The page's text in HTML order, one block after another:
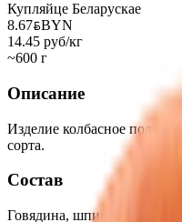
Купляйце Беларускае
8.67BYNBYN
14.45 руб/кг
~600 г
Описание
Изделие колбасное полу-
сорта.
Состав
Говядина, шпик, вода, мука